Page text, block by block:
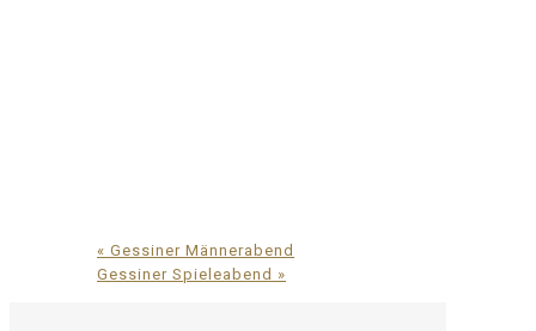
« Gessiner Männerabend
Gessiner Spieleabend »